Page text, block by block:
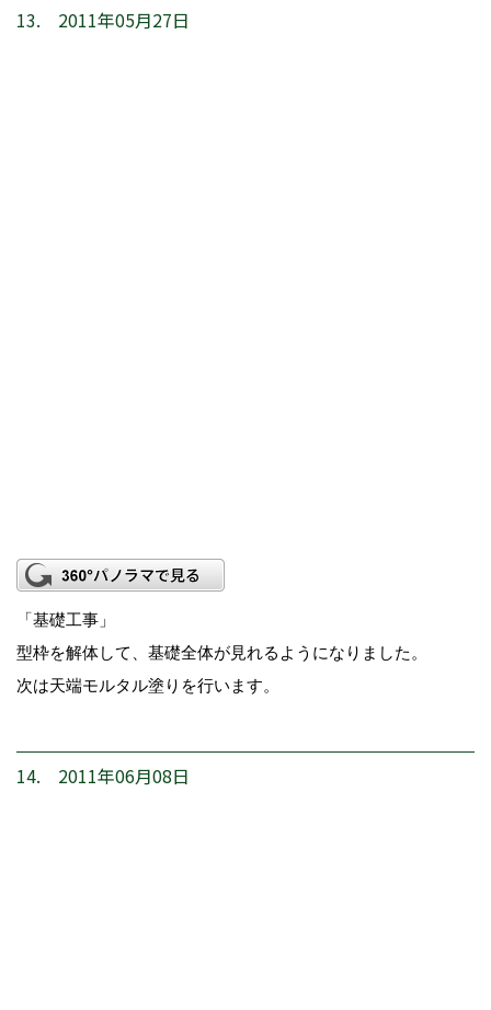
13. 2011年05月27日
「基礎工事」
型枠を解体して、基礎全体が見れるようになりました。
次は天端モルタル塗りを行います。
14. 2011年06月08日